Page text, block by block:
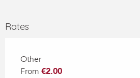
Rates
Other
From €2.00